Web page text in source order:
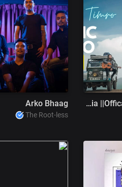
|| Timro Angalo || Bipsz Mukhia ||Offical Music Video
Arko Bhaag
The Root-less